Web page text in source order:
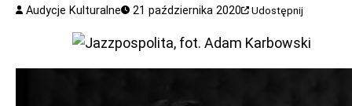
Audycje Kulturalne 21 października 2020 Udostępnij